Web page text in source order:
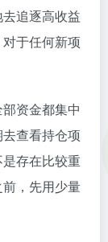
追逐高收益
于任何新项
资金都集中
查看持仓项
存在比较重
，先用少量